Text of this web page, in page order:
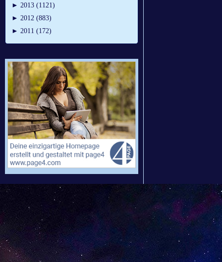
► 2013 (1121)
► 2012 (883)
► 2011 (172)